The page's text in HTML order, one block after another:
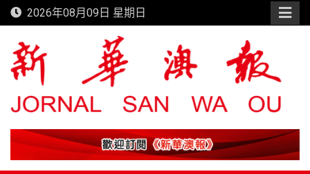
Skip
to
content
2026年08月09日 星期日
新華澳報